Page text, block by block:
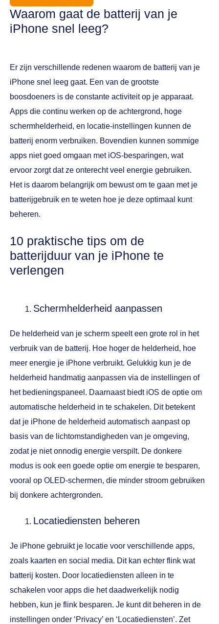
Waarom gaat de batterij van je
iPhone snel leeg?
Er zijn verschillende redenen waarom de batterij van je
iPhone snel leeg gaat. Een van de grootste
boosdoeners is de constante activiteit op je apparaat.
Apps die continu werken op de achtergrond, hoge
schermhelderheid, en locatie-instellingen kunnen de
batterij enorm verbruiken. Bovendien kunnen sommige
apps niet goed omgaan met iOS-besparingen, wat
ervoor zorgt dat ze onterecht veel energie gebruiken.
Het is daarom belangrijk om bewust om te gaan met je
batterijgebruik en te weten hoe je deze optimaal kunt
beheren.
10 praktische tips om de
batterijduur van je iPhone te
verlengen
Schermhelderheid aanpassen
De helderheid van je scherm speelt een grote rol in het
verbruik van de batterij. Hoe hoger de helderheid, hoe
meer energie je iPhone verbruikt. Gelukkig kun je de
helderheid handmatig aanpassen via de instellingen of
het bedieningspaneel. Daarnaast biedt iOS de optie om
automatische helderheid in te schakelen. Dit betekent
dat je iPhone de helderheid automatisch aanpast op
basis van de lichtomstandigheden van je omgeving,
zodat je niet onnodig energie verspilt. De donkere
modus is ook een goede optie om energie te besparen,
vooral op OLED-schermen, die minder stroom gebruiken
bij donkere achtergronden.
Locatiediensten beheren
Je iPhone gebruikt je locatie voor verschillende apps,
zoals kaarten en social media. Dit kan echter flink wat
batterij kosten. Door locatiediensten alleen in te
schakelen voor apps die het daadwerkelijk nodig
hebben, kun je flink besparen. Je kunt dit beheren in de
instellingen onder ‘Privacy’ en ‘Locatiediensten’. Zet